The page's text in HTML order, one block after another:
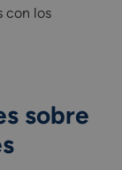
con los
sobre